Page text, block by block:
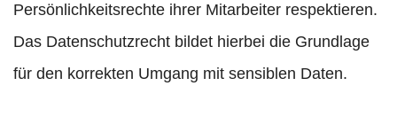
Persönlichkeitsrechte ihrer Mitarbeiter respektieren.
Das Datenschutzrecht bildet hierbei die Grundlage
für den korrekten Umgang mit sensiblen Daten.